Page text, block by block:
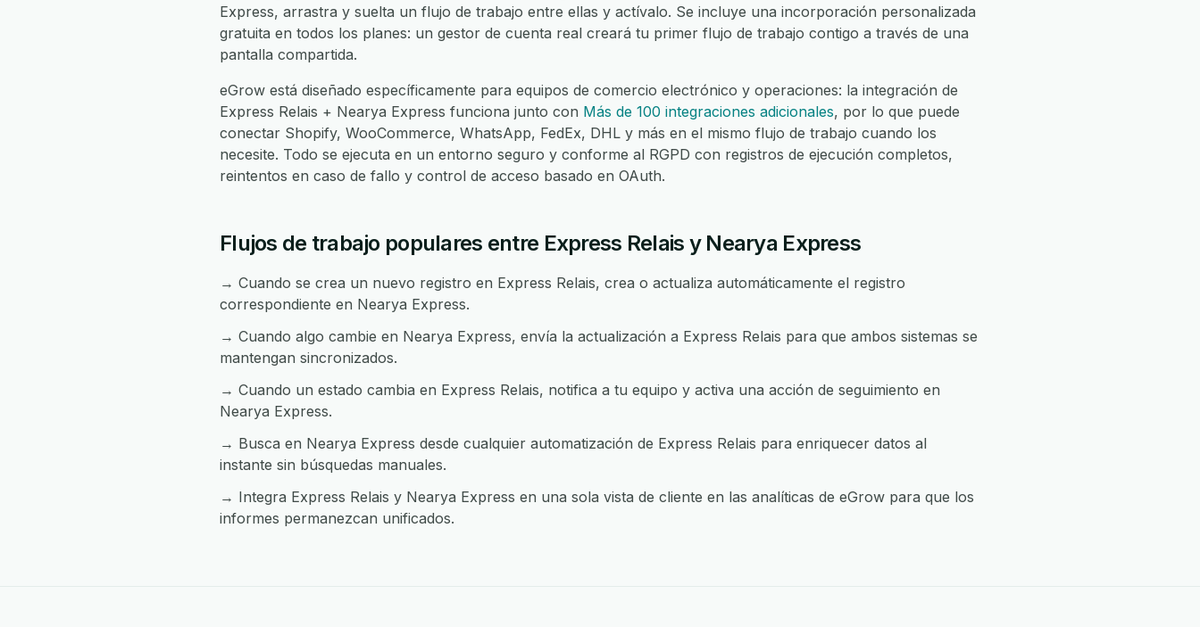
Express, arrastra y suelta un flujo de trabajo entre ellas y actívalo. Se incluye una incorporación personalizada
gratuita en todos los planes: un gestor de cuenta real creará tu primer flujo de trabajo contigo a través de una
pantalla compartida.
eGrow está diseñado específicamente para equipos de comercio electrónico y operaciones: la integración de
Express Relais + Nearya Express funciona junto con Más de 100 integraciones adicionales, por lo que puede
conectar Shopify, WooCommerce, WhatsApp, FedEx, DHL y más en el mismo flujo de trabajo cuando los
necesite. Todo se ejecuta en un entorno seguro y conforme al RGPD con registros de ejecución completos,
reintentos en caso de fallo y control de acceso basado en OAuth.
Flujos de trabajo populares entre Express Relais y Nearya Express
→ Cuando se crea un nuevo registro en Express Relais, crea o actualiza automáticamente el registro
correspondiente en Nearya Express.
→ Cuando algo cambie en Nearya Express, envía la actualización a Express Relais para que ambos sistemas se
mantengan sincronizados.
→ Cuando un estado cambia en Express Relais, notifica a tu equipo y activa una acción de seguimiento en
Nearya Express.
→ Busca en Nearya Express desde cualquier automatización de Express Relais para enriquecer datos al
instante sin búsquedas manuales.
→ Integra Express Relais y Nearya Express en una sola vista de cliente en las analíticas de eGrow para que los
informes permanezcan unificados.